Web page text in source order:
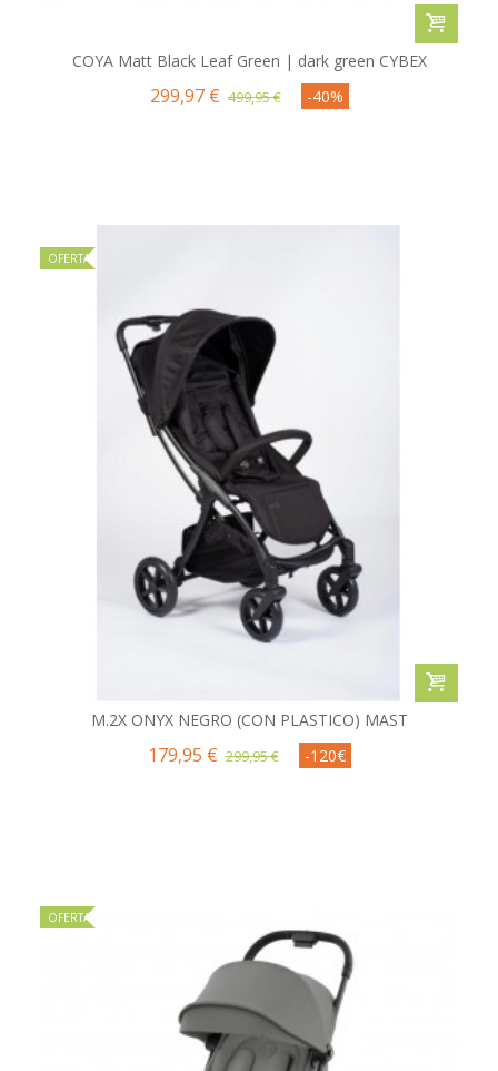
COYA Matt Black Leaf Green | dark green CYBEX
299,97 € 499,95 € -40%
OFERTA
M.2X ONYX NEGRO (CON PLASTICO) MAST
179,95 € 299,95 € -120€
OFERTA